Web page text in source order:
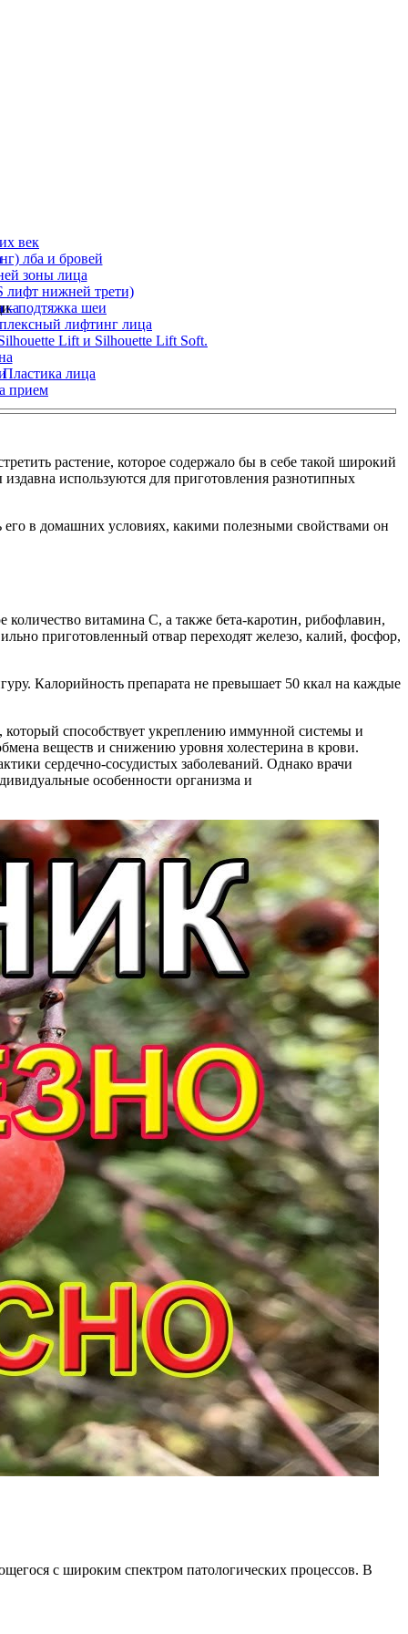
век
лба и бровей
зоны лица
лифт нижней трети)
– подтяжка шеи
лифтинг лица
Lift и Silhouette Lift Soft.
лица
прием
растение, которое содержало бы в себе такой широкий
используются для приготовления разнотипных
его в домашних условиях, какими полезными свойствами он
витамина C, а также бета-каротин, рибофлавин,
приготовленный отвар переходят железо, калий, фосфор,
Калорийность препарата не превышает 50 ккал на каждые
способствует укреплению иммунной системы и
веществ и снижению уровня холестерина в крови.
сердечно-сосудистых заболеваний. Однако врачи
особенности организма и
с широким спектром патологических процессов. В